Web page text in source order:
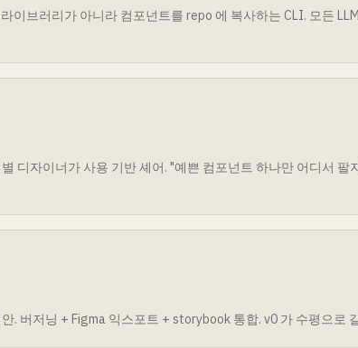
이브러리가 아니라 컴포넌트를 repo 에 복사하는 CLI. 모든
디자이너가 사용 기반 셰어. "예쁜 컴포넌트 하나만 어디서 팔
. 버저닝 + Figma 익스포트 + storybook 통합. v0 가 수평으로